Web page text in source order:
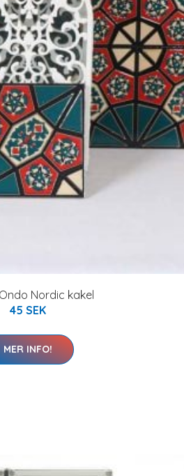
Nordic kakel
45 SEK
MER INFO!